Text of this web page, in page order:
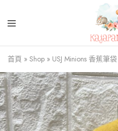
Kajapanshop
日
韓
百
貨
店
首頁 » Shop » USJ Minions 香蕉筆袋